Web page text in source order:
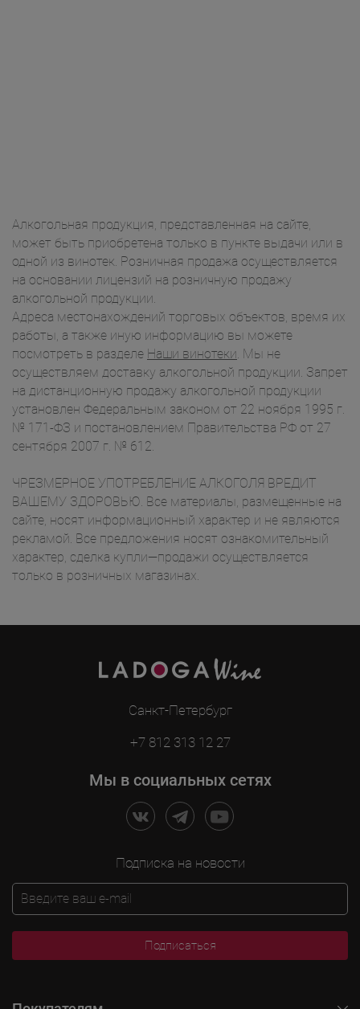
Алкогольная продукция, представленная на сайте,
может быть приобретена только в пункте выдачи или в
одной из винотек. Розничная продажа осуществляется
на основании лицензий на розничную продажу
алкогольной продукции.
Адреса местонахождений торговых объектов, время их
работы, а также иную информацию вы можете
посмотреть в разделе Наши винотеки . Мы не
осуществляем доставку алкогольной продукции. Запрет
на дистанционную продажу алкогольной продукции
установлен Федеральным законом от 22 ноября 1995 г.
№ 171-ФЗ и постановлением Правительства РФ от 27
сентября 2007 г. № 612.
ЧРЕЗМЕРНОЕ УПОТРЕБЛЕНИЕ АЛКОГОЛЯ ВРЕДИТ
ВАШЕМУ ЗДОРОВЬЮ. Все материалы, размещенные на
сайте, носят информационный характер и не являются
рекламой. Все предложения носят ознакомительный
характер, сделка купли—продажи осуществляется
только в розничных магазинах.
Санкт-Петербург
+7 812 313 12 27
Мы в социальных сетях
Подписка на новости
Подписаться